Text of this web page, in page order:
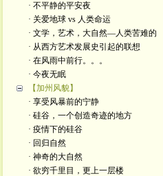
· 不平静的平安夜
· 关爱地球 vs 人类命运
· 文学，艺术，大自然—人类苦难的
· 从西方艺术发展史引起的联想
· 在风雨中前行。。。
· 今夜无眠
【加州风貌】
· 享受风暴前的宁静
· 硅谷，一个创造奇迹的地方
· 疫情下的硅谷
· 回归自然
· 神奇的大自然
· 欲穷千里目，更上一层楼